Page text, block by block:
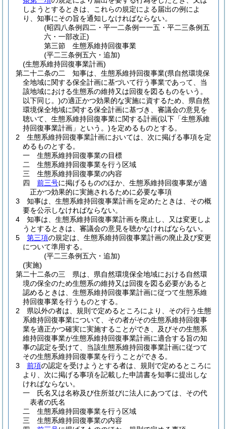
しようとするときは、これらの規定による届出の例によ
り、知事にその旨を通知しなければならない。
(昭四八条例四二・平一二条例一一五・平二三条例五
六・一部改正)
第三節
生態系維持回復事業
(平二三条例五六・追加)
(生態系維持回復事業計画)
第二十二条の二
知事は、生態系維持回復事業(県自然環境保
全地域に関する保全計画に基づいて行う事業であって、当
該地域における生態系の維持又は回復を図るものをいう。
以下同じ。)の適正かつ効果的な実施に資するため、県自然
環境保全地域に関する保全計画に基づき、審議会の意見を
聴いて、生態系維持回復事業に関する計画(以下「生態系維
持回復事業計画」という。)を定めるものとする。
2
生態系維持回復事業計画においては、次に掲げる事項を定
めるものとする。
一
生態系維持回復事業の目標
二
生態系維持回復事業を行う区域
三
生態系維持回復事業の内容
四
前三号に掲げるもののほか、生態系維持回復事業が適
正かつ効果的に実施されるために必要な事項
3
知事は、生態系維持回復事業計画を定めたときは、その概
要を公示しなければならない。
4
知事は、生態系維持回復事業計画を廃止し、又は変更しよ
うとするときは、審議会の意見を聴かなければならない。
5
第三項の規定は、生態系維持回復事業計画の廃止及び変更
について準用する。
(平二三条例五六・追加)
(実施)
第二十二条の三
県は、県自然環境保全地域における自然環
境の保全のため生態系の維持又は回復を図る必要があると
認めるときは、生態系維持回復事業計画に従つて生態系維
持回復事業を行うものとする。
2
県以外の者は、規則で定めるところにより、その行う生態
系維持回復事業について、その者がその生態系維持回復事
業を適正かつ確実に実施することができ、及びその生態系
維持回復事業が生態系維持回復事業計画に適合する旨の知
事の認定を受けて、当該生態系維持回復事業計画に従つて
その生態系維持回復事業を行うことができる。
3
前項の認定を受けようとする者は、規則で定めるところに
より、次に掲げる事項を記載した申請書を知事に提出しな
ければならない。
一
氏名又は名称及び住所並びに法人にあつては、その代
表者の氏名
二
生態系維持回復事業を行う区域
三
生態系維持回復事業の内容